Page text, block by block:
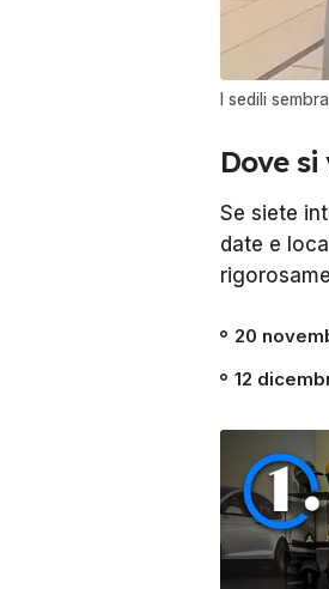
I sedili
Dove
Se siete
date e
20
12